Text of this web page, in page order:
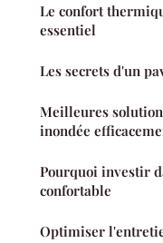
Le confort
essentiel
Les secrets d'un
Meilleures
inondée
Pourquoi investir
confortable
Optimiser